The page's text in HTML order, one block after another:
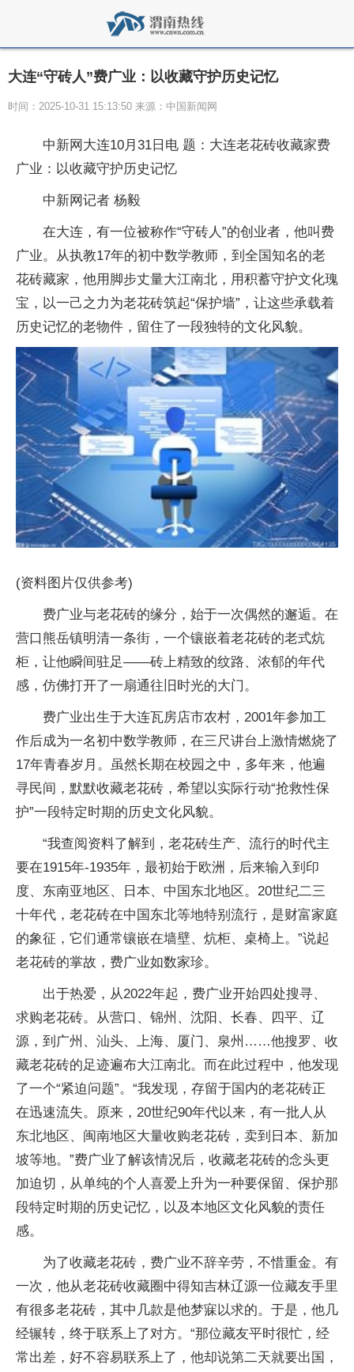
大连“守砖人”费广业：以收藏守护历史记忆
时间：2025-10-31 15:13:50 来源：中国新闻网
中新网大连10月31日电 题：大连老花砖收藏家费
广业：以收藏守护历史记忆
中新网记者 杨毅
在大连，有一位被称作“守砖人”的创业者，他叫费
广业。从执教17年的初中数学教师，到全国知名的老
花砖藏家，他用脚步丈量大江南北，用积蓄守护文化瑰
宝，以一己之力为老花砖筑起“保护墙”，让这些承载着
历史记忆的老物件，留住了一段独特的文化风貌。
(资料图片仅供参考)
费广业与老花砖的缘分，始于一次偶然的邂逅。在
营口熊岳镇明清一条街，一个镶嵌着老花砖的老式炕
柜，让他瞬间驻足——砖上精致的纹路、浓郁的年代
感，仿佛打开了一扇通往旧时光的大门。
费广业出生于大连瓦房店市农村，2001年参加工
作后成为一名初中数学教师，在三尺讲台上激情燃烧了
17年青春岁月。虽然长期在校园之中，多年来，他遍
寻民间，默默收藏老花砖，希望以实际行动“抢救性保
护”一段特定时期的历史文化风貌。
“我查阅资料了解到，老花砖生产、流行的时代主
要在1915年-1935年，最初始于欧洲，后来输入到印
度、东南亚地区、日本、中国东北地区。20世纪二三
十年代，老花砖在中国东北等地特别流行，是财富家庭
的象征，它们通常镶嵌在墙壁、炕柜、桌椅上。”说起
老花砖的掌故，费广业如数家珍。
出于热爱，从2022年起，费广业开始四处搜寻、
求购老花砖。从营口、锦州、沈阳、长春、四平、辽
源，到广州、汕头、上海、厦门、泉州……他搜罗、收
藏老花砖的足迹遍布大江南北。而在此过程中，他发现
了一个“紧迫问题”。“我发现，存留于国内的老花砖正
在迅速流失。原来，20世纪90年代以来，有一批人从
东北地区、闽南地区大量收购老花砖，卖到日本、新加
坡等地。”费广业了解该情况后，收藏老花砖的念头更
加迫切，从单纯的个人喜爱上升为一种要保留、保护那
段特定时期的历史记忆，以及本地区文化风貌的责任
感。
为了收藏老花砖，费广业不辞辛劳，不惜重金。有
一次，他从老花砖收藏圈中得知吉林辽源一位藏友手里
有很多老花砖，其中几款是他梦寐以求的。于是，他几
经辗转，终于联系上了对方。“那位藏友平时很忙，经
常出差，好不容易联系上了，他却说第二天就要出国，